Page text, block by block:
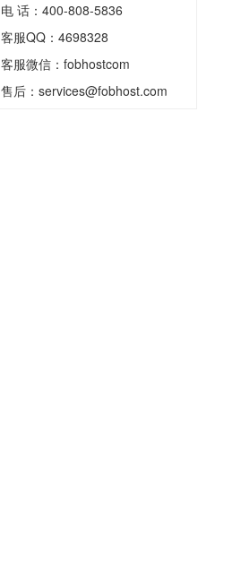
电 话：400-808-5836
客服QQ：4698328
客服微信：fobhostcom
售后：services@fobhost.com